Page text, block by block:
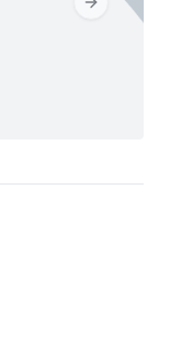
Next slide